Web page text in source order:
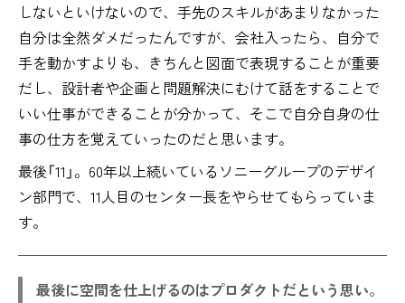
しないといけないので、手先のスキルがあまりなかった
自分は全然ダメだったんですが、会社入ったら、自分で
手を動かすよりも、きちんと図面で表現することが重要
だし、設計者や企画と問題解決にむけて話をすることで
いい仕事ができることが分かって、そこで自分自身の仕
事の仕方を覚えていったのだと思います。
最後「11」。60年以上続いているソニーグループのデザイ
ン部門で、11人目のセンター長をやらせてもらっていま
す。
最後に空間を仕上げるのはプロダクトだという思い。